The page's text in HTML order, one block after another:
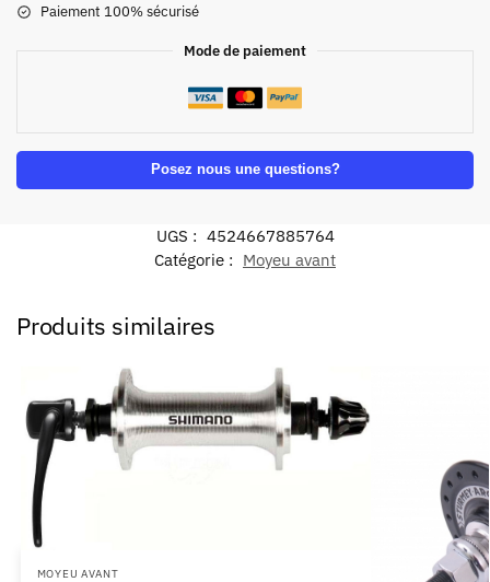
Paiement 100% sécurisé
Mode de paiement
Posez nous une questions?
UGS : 4524667885764
Catégorie : Moyeu avant
Produits similaires
MOYEU AVANT